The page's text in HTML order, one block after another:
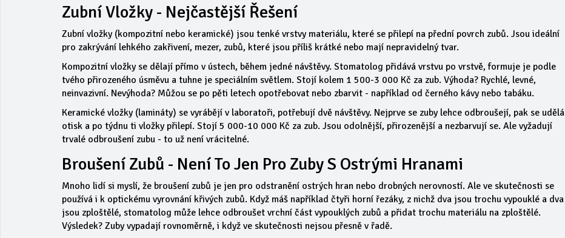
Zubní Vložky - Nejčastější Řešení
Zubní vložky (kompozitní nebo keramické) jsou tenké vrstvy materiálu, které se přilepí na přední povrch zubů. Jsou ideální
pro zakrývání lehkého zakřivení, mezer, zubů, které jsou příliš krátké nebo mají nepravidelný tvar.
Kompozitní vložky se dělají přímo v ústech, během jedné návštěvy. Stomatolog přidává vrstvu po vrstvě, formuje je podle
tvého přirozeného úsměvu a tuhne je speciálním světlem. Stojí kolem 1 500-3 000 Kč za zub. Výhoda? Rychlé, levné,
neinvazivní. Nevýhoda? Můžou se po pěti letech opotřebovat nebo zbarvit - například od černého kávy nebo tabáku.
Keramické vložky (lamináty) se vyrábějí v laboratoři, potřebují dvě návštěvy. Nejprve se zuby lehce odbroušejí, pak se udělá
otisk a po týdnu ti vložky přilepí. Stojí 5 000-10 000 Kč za zub. Jsou odolnější, přirozenější a nezbarvují se. Ale vyžadují
trvalé odbroušení zubu - to už není vrácitelné.
Broušení Zubů - Není To Jen Pro Zuby S Ostrými Hranami
Mnoho lidí si myslí, že broušení zubů je jen pro odstranění ostrých hran nebo drobných nerovností. Ale ve skutečnosti se
používá i k optickému vyrovnání křivých zubů. Když máš například čtyři horní řezáky, z nichž dva jsou trochu vypouklé a dva
jsou zploštělé, stomatolog může lehce odbroušet vrchní část vypouklých zubů a přidat trochu materiálu na zploštělé.
Výsledek? Zuby vypadají rovnoměrně, i když ve skutečnosti nejsou přesně v řadě.